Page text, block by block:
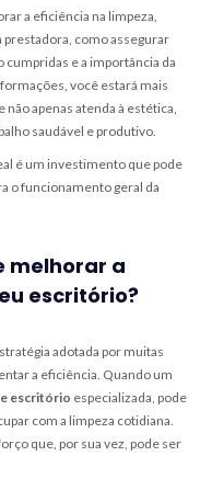
a eficiência na limpeza,
prestadora, como assegurar
cumpridas e a importância da
você estará mais
apenas atenda à estética,
saudável e produtivo.
é um investimento que pode
o funcionamento geral da
melhorar a
escritório?
adotada por muitas
a eficiência. Quando um
escritório especializada, pode
com a limpeza cotidiana.
que, por sua vez, pode ser